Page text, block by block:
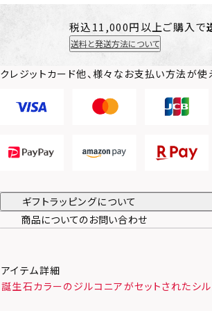
税込11,000円以上ご購入で
送料と発送方法について
クレジットカード他、様々なお支払い方法が使
ギフトラッピングについて
商品についてのお問い合わせ
アイテム詳細
誕生石カラーのジルコニアがセットされたシ